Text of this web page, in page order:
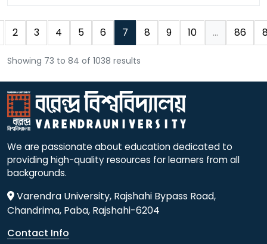
2 3 4 5 6 7 8 9 10 ... 86
Showing 73 to 84 of 1038 results
We are passionate about education dedicated to
providing high-quality resources for learners from all
backgrounds.
Varendra University, Rajshahi Bypass Road,
Chandrima, Paba, Rajshahi-6204
Contact Info